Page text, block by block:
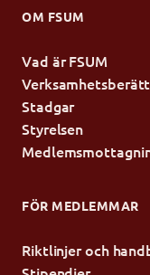
OM FSUM
Vad är FSUM
Stadgar
Styrelsen
FÖR MEDLEMMAR
Riktlinjer och